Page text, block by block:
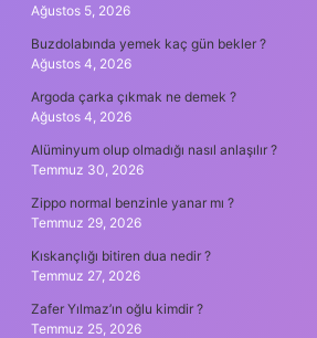
Ağustos 5, 2026
Buzdolabında yemek kaç gün bekler ?
Ağustos 4, 2026
Argoda çarka çıkmak ne demek ?
Ağustos 4, 2026
Alüminyum olup olmadığı nasıl anlaşılır ?
Temmuz 30, 2026
Zippo normal benzinle yanar mı ?
Temmuz 29, 2026
Kıskançlığı bitiren dua nedir ?
Temmuz 27, 2026
Zafer Yılmaz’ın oğlu kimdir ?
Temmuz 25, 2026